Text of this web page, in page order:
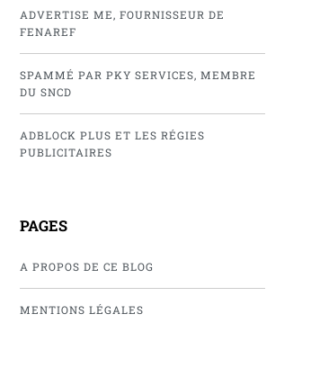
ADVERTISE ME, FOURNISSEUR DE
FENAREF
SPAMMÉ PAR PKY SERVICES, MEMBRE
DU SNCD
ADBLOCK PLUS ET LES RÉGIES
PUBLICITAIRES
PAGES
A PROPOS DE CE BLOG
MENTIONS LÉGALES